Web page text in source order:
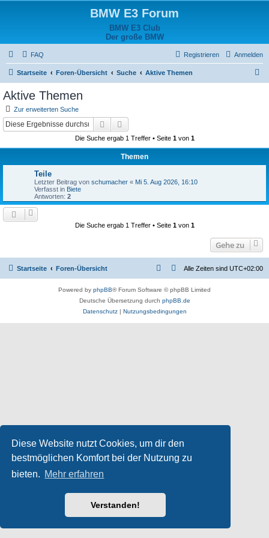
Diese Website nutzt Cookies, um dir den
bestmöglichen Komfort bei der Nutzung zu
bieten. Mehr erfahren
Verstanden!
BMW E3 Forum
BMW E3 Club
Der große BMW
FAQ Anmelden
Registrieren
Startseite Foren-Übersicht Suche Aktive Themen
Aktive Themen
Zur erweiterten Suche
Suche
Die Suche ergab 1 Treffer • Seite 1von 1
Themen
Teile
Letzter Beitrag von schumacher « Mi 5. Aug 2026, 16:10
Verfasst in Biete
Antworten: 2
Die Suche ergab 1 Treffer • Seite 1von 1
Gehe zu
Startseite Foren-Übersicht Alle Zeiten sind UTC+02:00
Powered by phpBB® Forum Software © phpBB Limited
Deutsche Übersetzung durch phpBB.de
Datenschutz| Nutzungsbedingungen